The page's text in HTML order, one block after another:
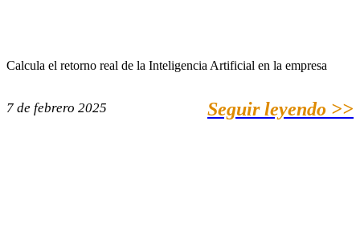
Calcula el retorno real de la Inteligencia Artificial en la empresa
7 de febrero 2025 Seguir leyendo >>